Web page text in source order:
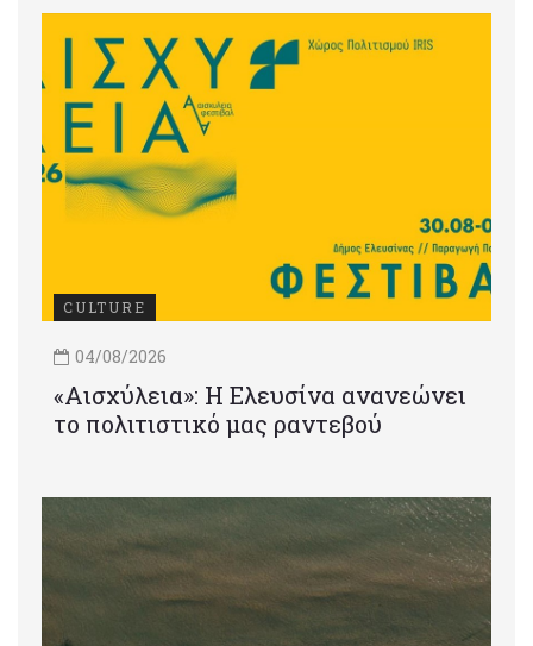
CULTURE
04/08/2026
«Αισχύλεια»: Η Ελευσίνα ανανεώνει
το πολιτιστικό μας ραντεβού